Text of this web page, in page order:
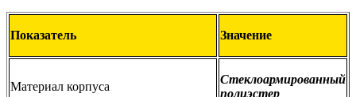
Показатель Значение
Материал корпуса
Стеклоармированный
полиэстер